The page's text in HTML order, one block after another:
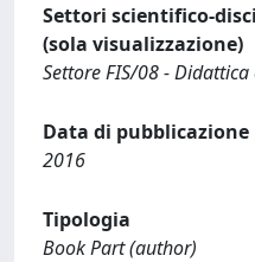
Settori scientifico-
(sola visualizzazione)
Settore FIS/08 -
Data di pubblicazione
2016
Tipologia
Book Part (author)